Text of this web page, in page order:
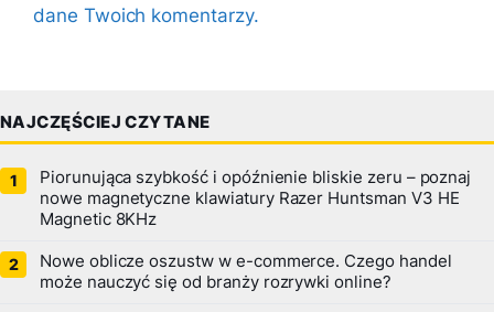
dane Twoich komentarzy.
NAJCZĘŚCIEJ CZYTANE
Piorunująca szybkość i opóźnienie bliskie zeru – poznaj
nowe magnetyczne klawiatury Razer Huntsman V3 HE
Magnetic 8KHz
Nowe oblicze oszustw w e-commerce. Czego handel
może nauczyć się od branży rozrywki online?